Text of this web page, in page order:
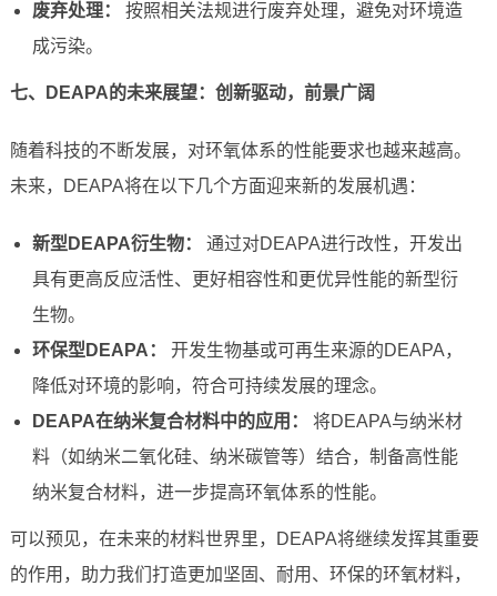
废弃处理：
按照相关法规进行废弃处理，避免对环境造
成污染。
七、DEAPA的未来展望：创新驱动，前景广阔
随着科技的不断发展，对环氧体系的性能要求也越来越高。
未来，DEAPA将在以下几个方面迎来新的发展机遇：
新型DEAPA衍生物：
通过对DEAPA进行改性，开发出
具有更高反应活性、更好相容性和更优异性能的新型衍
生物。
环保型DEAPA：
开发生物基或可再生来源的DEAPA，
降低对环境的影响，符合可持续发展的理念。
DEAPA在纳米复合材料中的应用：
将DEAPA与纳米材
料（如纳米二氧化硅、纳米碳管等）结合，制备高性能
纳米复合材料，进一步提高环氧体系的性能。
可以预见，在未来的材料世界里，DEAPA将继续发挥其重要
的作用，助力我们打造更加坚固、耐用、环保的环氧材料，